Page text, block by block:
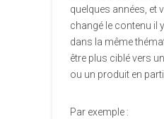
quelques années, et
changé le contenu il
dans la même
être plus ciblé vers
ou un produit en
Par exemple :